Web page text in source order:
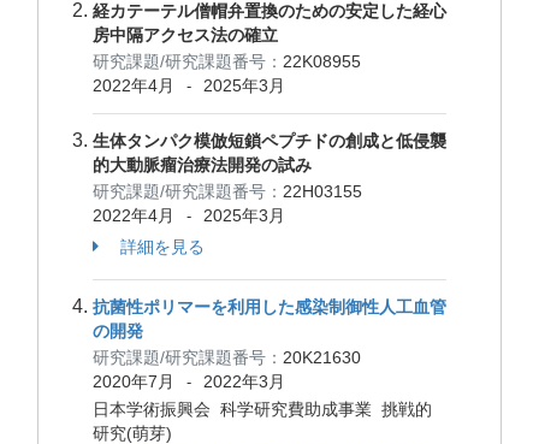
経カテーテル僧帽弁置換のための安定した経心
房中隔アクセス法の確立
研究課題/研究課題番号： 22K08955
2022年4月
- 2025年3月
生体タンパク模倣短鎖ペプチドの創成と低侵襲
的大動脈瘤治療法開発の試み
研究課題/研究課題番号： 22H03155
2022年4月
-
2025年3月
詳細を見る
抗菌性ポリマーを利用した感染制御性人工血管
の開発
研究課題/研究課題番号： 20K21630
2020年7月
-
2022年3月
日本学術振興会 科学研究費助成事業 挑戦的
研究(萌芽)